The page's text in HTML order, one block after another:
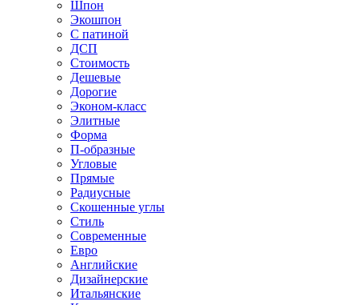
Шпон
Экошпон
С патиной
ДСП
Стоимость
Дешевые
Дорогие
Эконом-класс
Элитные
Форма
П-образные
Угловые
Прямые
Радиусные
Скошенные углы
Стиль
Современные
Евро
Английские
Дизайнерские
Итальянские